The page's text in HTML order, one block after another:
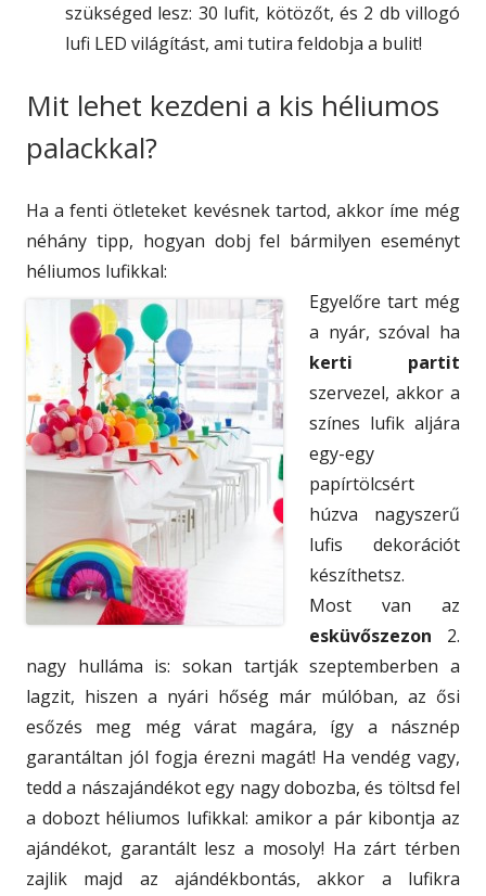
szükséged lesz: 30 lufit, kötözőt, és 2 db villogó
lufi LED világítást, ami tutira feldobja a bulit!
Mit lehet kezdeni a kis héliumos
palackkal?
Ha a fenti ötleteket kevésnek tartod, akkor íme még
néhány tipp, hogyan dobj fel bármilyen eseményt
héliumos lufikkal:
Egyelőre tart még
a nyár, szóval ha
kerti partit
szervezel, akkor a
színes lufik aljára
egy-egy
papírtölcsért
húzva nagyszerű
lufis dekorációt
készíthetsz.
Most van az
esküvőszezon 2.
nagy hulláma is: sokan tartják szeptemberben a
lagzit, hiszen a nyári hőség már múlóban, az ősi
esőzés meg még várat magára, így a násznép
garantáltan jól fogja érezni magát! Ha vendég vagy,
tedd a nászajándékot egy nagy dobozba, és töltsd fel
a dobozt héliumos lufikkal: amikor a pár kibontja az
ajándékot, garantált lesz a mosoly! Ha zárt térben
zajlik majd az ajándékbontás, akkor a lufikra